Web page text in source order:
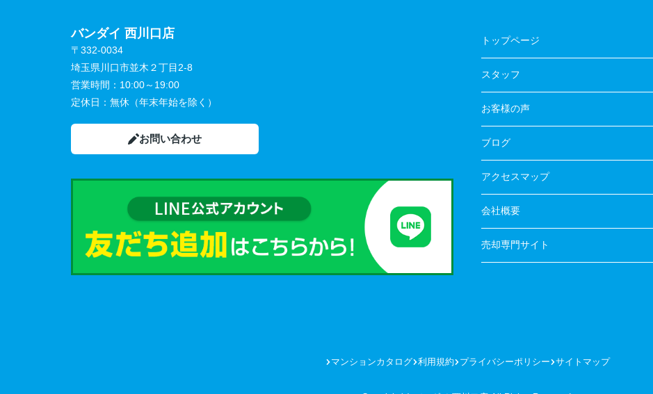
バンダイ 西川口店
〒332-0034
埼玉県川口市並木２丁目2-8
営業時間： 10:00～19:00
定休日： 無休（年末年始を除く）
お問い合わせ
トップページ
スタッフ
お客様の声
ブログ
アクセスマップ
会社概要
売却専門サイト
マンションカタログ 利用規約 プライバシーポリシー サイトマップ